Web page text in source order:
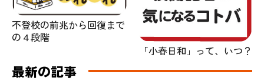
不登校の前兆から回復まで
の４段階
「小春日和」って、いつ？
最新の記事